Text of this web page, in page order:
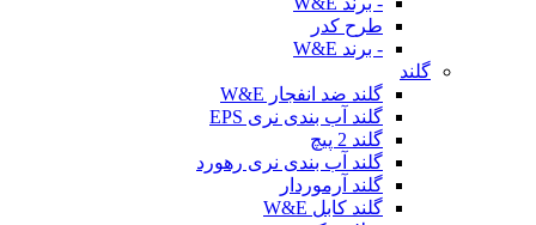
طرح کدر
- برند W&E
گلند
گلند ضد انفجار W&E
گلند آب بندی نری EPS
گلند 2 پیچ
گلند آب بندی نری رهورد
گلند آرموردار
گلند کابل W&E